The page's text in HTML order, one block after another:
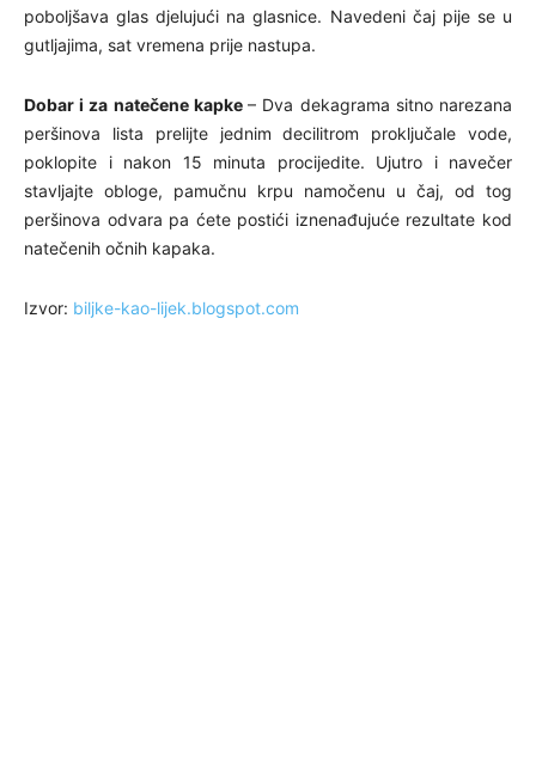
poboljšava glas djelujući na glasnice. Navedeni čaj pije se u
gutljajima, sat vremena prije nastupa.
Dobar i za natečene kapke– Dva dekagrama sitno narezana
peršinova lista prelijte jednim decilitrom proključale vode,
poklopite i nakon 15 minuta procijedite. Ujutro i navečer
stavljajte obloge, pamučnu krpu namočenu u čaj, od tog
peršinova odvara pa ćete postići iznenađujuće rezultate kod
natečenih očnih kapaka.
Izvor: biljke-kao-lijek.blogspot.com